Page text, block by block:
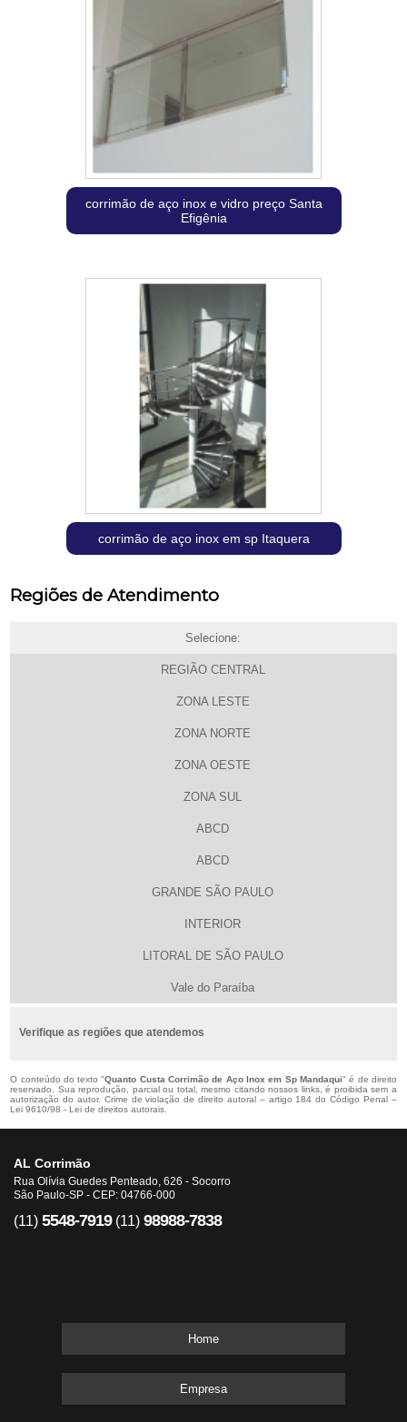
corrimão de aço inox e vidro preço Santa
Efigênia
corrimão de aço inox em sp Itaquera
Regiões de Atendimento
Selecione:
REGIÃO CENTRAL
ZONA LESTE
ZONA NORTE
ZONA OESTE
ZONA SUL
ABCD
ABCD
GRANDE SÃO PAULO
INTERIOR
LITORAL DE SÃO PAULO
Vale do Paraíba
Verifique as regiões que atendemos
O conteúdo do texto "Quanto Custa Corrimão de Aço Inox em Sp Mandaqui" é de direito
reservado. Sua reprodução, parcial ou total, mesmo citando nossos links, é proibida sem a
autorização do autor. Crime de violação de direito autoral – artigo 184 do Código Penal –
Lei 9610/98 - Lei de direitos autorais.
AL Corrimão
Rua Olívia Guedes Penteado, 626 - Socorro
São Paulo-SP - CEP: 04766-000
(11) 5548-7919 (11) 98988-7838
Home
Empresa